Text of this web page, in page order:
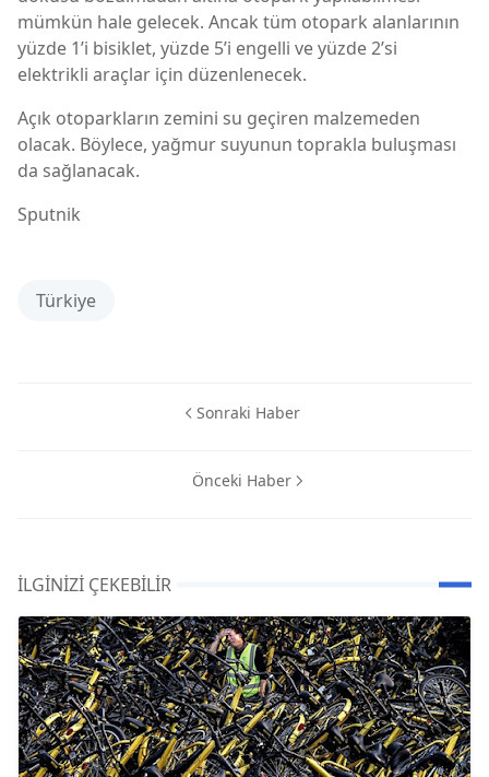
mümkün hale gelecek. Ancak tüm otopark alanlarının
yüzde 1’i bisiklet, yüzde 5’i engelli ve yüzde 2’si
elektrikli araçlar için düzenlenecek.
Açık otoparkların zemini su geçiren malzemeden
olacak. Böylece, yağmur suyunun toprakla buluşması
da sağlanacak.
Sputnik
Türkiye
Sonraki Haber
Önceki Haber
İLGINIZI ÇEKEBILIR